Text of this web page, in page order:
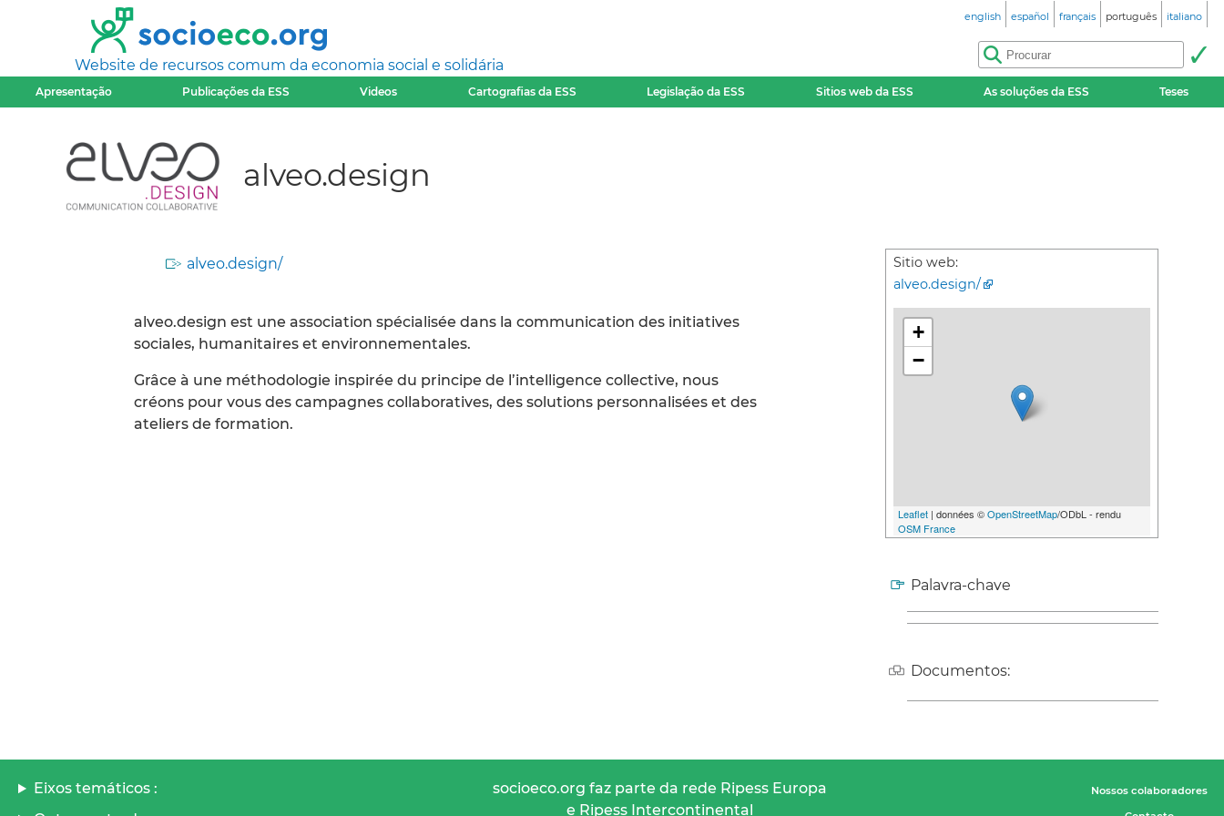
Website de recursos comum da economia social e solidária
english español français português italiano
Apresentação Publicações da ESS Videos Cartografias da ESS Legislação da ESS Sitios web da ESS As soluções da ESS Teses
alveo.design
alveo.design/
alveo.design est une association spécialisée dans la communication des initiatives
sociales, humanitaires et environnementales.
Grâce à une méthodologie inspirée du principe de l’intelligence collective, nous
créons pour vous des campagnes collaboratives, des solutions personnalisées et des
ateliers de formation.
Sitio web:
alveo.design/
+
−
Leaflet | données ©OpenStreetMap/ODbL - rendu
OSM France
Palavra-chave
Documentos:
Eixos temáticos :
socioeco.org faz parte da rede Ripess Europa
e Ripess Intercontinental
Nossos colaboradores